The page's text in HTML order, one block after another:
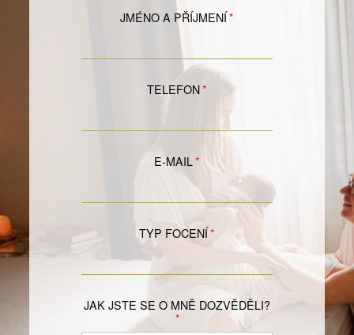
JMÉNO A PŘÍJMENÍ
TELEFON
E-MAIL
TYP FOCENÍ
JAK JSTE SE O MNĚ DOZVĚDĚLI?